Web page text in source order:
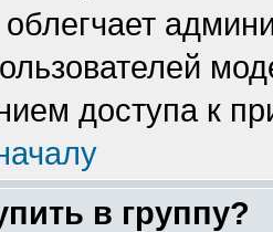
доступа к
в группу?